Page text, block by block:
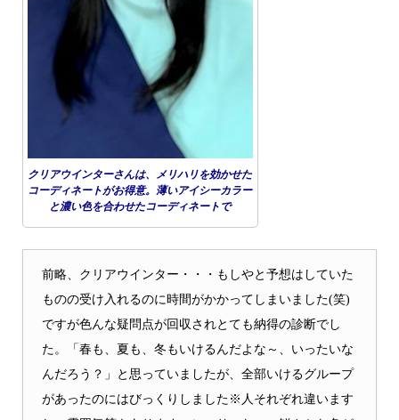
クリアウインターさんは、メリハリを効かせた
コーディネートがお得意。薄いアイシーカラー
と濃い色を合わせたコーディネートで
前略、クリアウインター・・・もしやと予想はしていた
ものの受け入れるのに時間がかかってしまいました(笑)
ですが色んな疑問点が回収されとても納得の診断でし
た。「春も、夏も、冬もいけるんだよな～、いったいな
んだろう？」と思っていましたが、全部いけるグループ
があったのにはびっくりしました※人それぞれ違います